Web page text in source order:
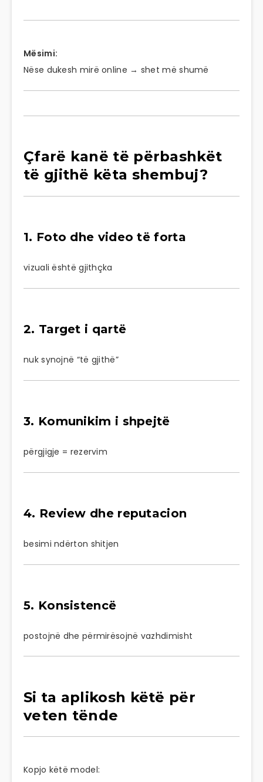
Mësimi:
Nëse dukesh mirë online → shet më shumë
Çfarë kanë të përbashkët
të gjithë këta shembuj?
1. Foto dhe video të forta
vizuali është gjithçka
2. Target i qartë
nuk synojnë “të gjithë”
3. Komunikim i shpejtë
përgjigje = rezervim
4. Review dhe reputacion
besimi ndërton shitjen
5. Konsistencë
postojnë dhe përmirësojnë vazhdimisht
Si ta aplikosh këtë për
veten tënde
Kopjo këtë model: